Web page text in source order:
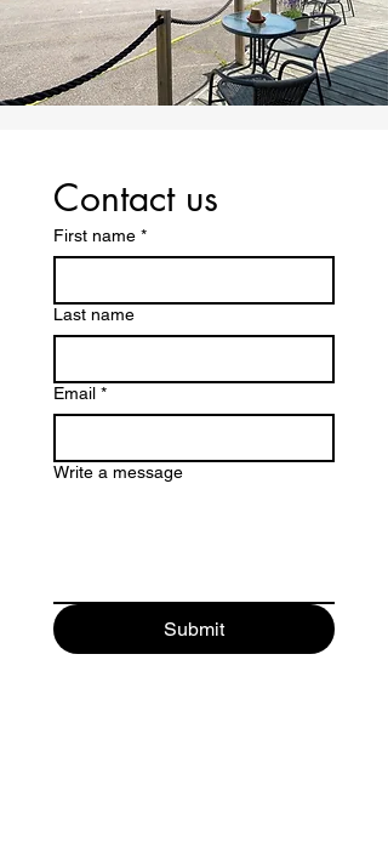
Contact us
First name *
Last name
Email *
Write a message
Submit